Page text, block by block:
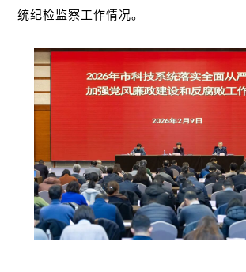
统纪检监察工作情况。